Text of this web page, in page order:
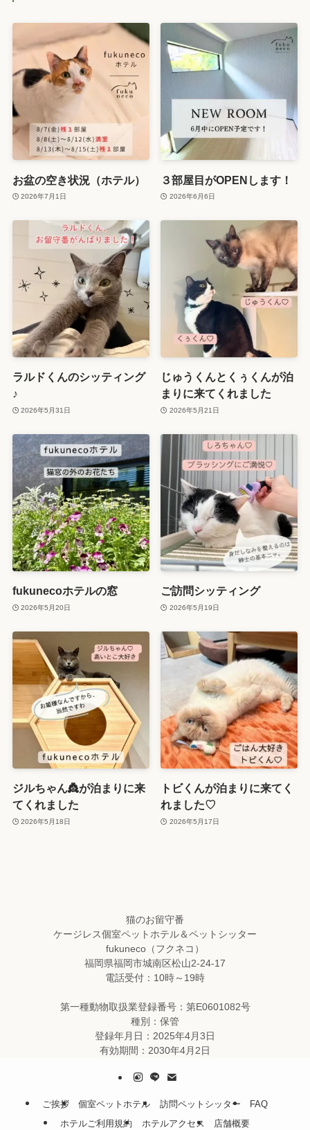
お盆の空き状況（ホテル）
2026年7月1日
３部屋目がOPENします！
2026年6月6日
ラルドくんのシッティング
♪
2026年5月31日
じゅうくんとくぅくんが泊
まりに来てくれました
2026年5月21日
fukunecoホテルの窓
2026年5月20日
ご訪問シッティング
2026年5月19日
ジルちゃん👸が泊まりに来
てくれました
2026年5月18日
トビくんが泊まりに来てく
れました♡
2026年5月17日
猫のお留守番
ケージレス個室ペットホテル＆ペットシッター
fukuneco（フクネコ）
福岡県福岡市城南区松山2-24-17
電話受付：10時～19時
第一種動物取扱業登録番号：第E0601082号
種別：保管
登録年月日：2025年4月3日
有効期間：2030年4月2日
ご挨拶 個室ペットホテル 訪問ペットシッター
FAQ
ホテルご利用規約
ホテルアクセス 店舗概要